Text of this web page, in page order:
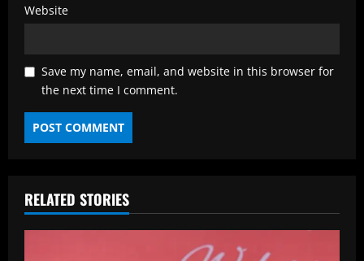
Website
Save my name, email, and website in this browser for
the next time I comment.
RELATED STORIES